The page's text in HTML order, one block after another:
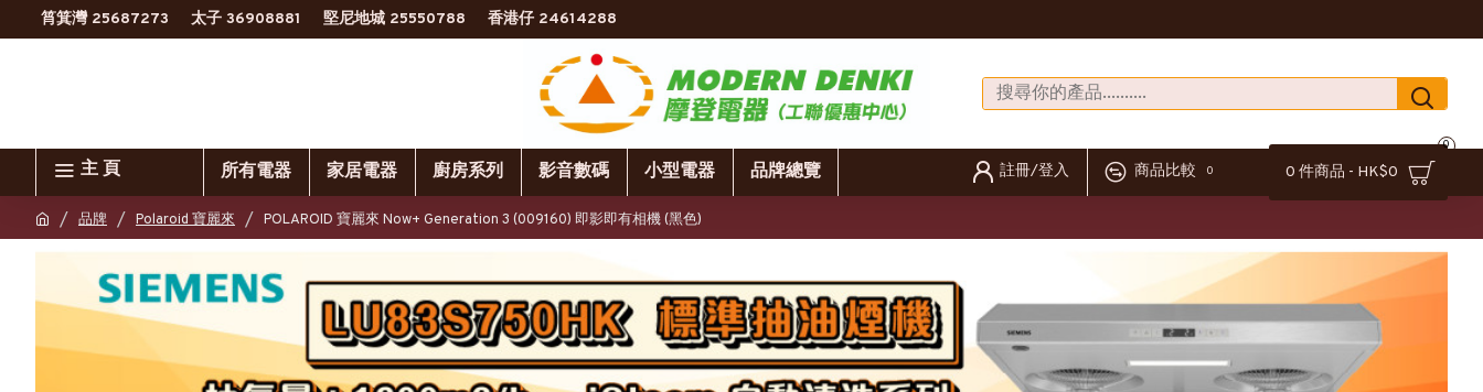
筲箕灣 25687273 太子 36908881 堅尼地城 25550788 香港仔 24614288
主 頁 所有電器 家居電器 廚房系列 影音數碼 小型電器 品牌總覽 註冊/登入 商品比較 0 0 件商品 - HK$0
0
品牌 Polaroid 寶麗來 POLAROID 寶麗來 Now+ Generation 3 (009160) 即影即有相機 (黑色)